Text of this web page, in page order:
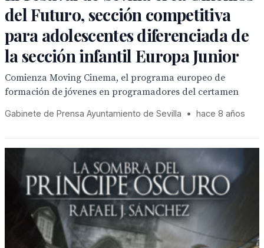
del Futuro, sección competitiva
para adolescentes diferenciada de
la sección infantil Europa Junior
Comienza Moving Cinema, el programa europeo de
formación de jóvenes en programadores del certamen
Gabinete de Prensa Ayuntamiento de Sevilla • hace 8 años